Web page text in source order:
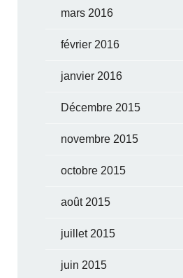
mars 2016
février 2016
janvier 2016
Décembre 2015
novembre 2015
octobre 2015
août 2015
juillet 2015
juin 2015